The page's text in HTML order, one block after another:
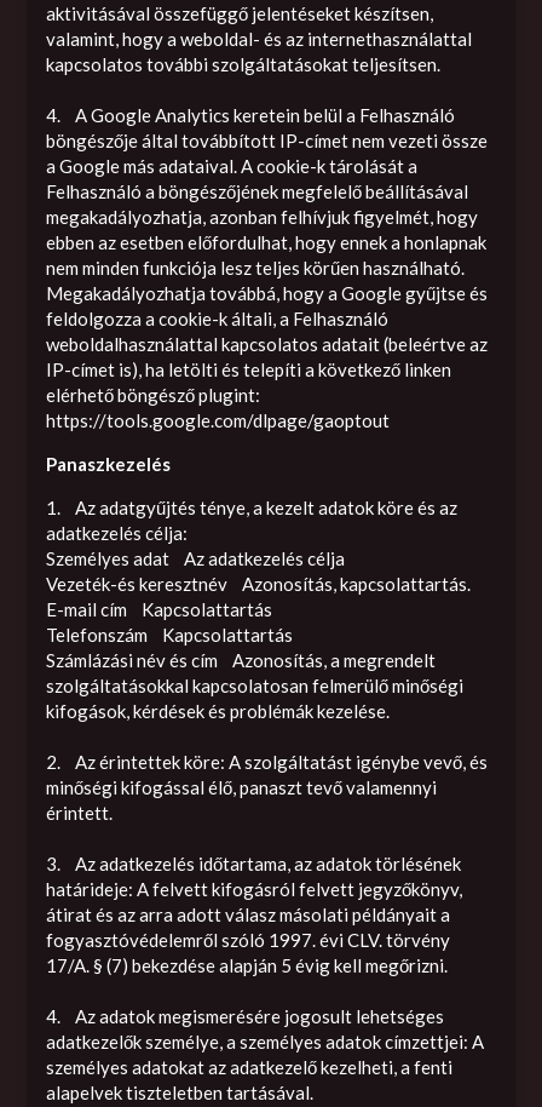
aktivitásával összefüggő jelentéseket készítsen,
valamint, hogy a weboldal- és az internethasználattal
kapcsolatos további szolgáltatásokat teljesítsen.
4. A Google Analytics keretein belül a Felhasználó
böngészője által továbbított IP-címet nem vezeti össze
a Google más adataival. A cookie-k tárolását a
Felhasználó a böngészőjének megfelelő beállításával
megakadályozhatja, azonban felhívjuk figyelmét, hogy
ebben az esetben előfordulhat, hogy ennek a honlapnak
nem minden funkciója lesz teljes körűen használható.
Megakadályozhatja továbbá, hogy a Google gyűjtse és
feldolgozza a cookie-k általi, a Felhasználó
weboldalhasználattal kapcsolatos adatait (beleértve az
IP-címet is), ha letölti és telepíti a következő linken
elérhető böngésző plugint:
https://tools.google.com/dlpage/gaoptout
Panaszkezelés
1. Az adatgyűjtés ténye, a kezelt adatok köre és az
adatkezelés célja:
Személyes adat Az adatkezelés célja
Vezeték-és keresztnév Azonosítás, kapcsolattartás.
E-mail cím Kapcsolattartás
Telefonszám Kapcsolattartás
Számlázási név és cím Azonosítás, a megrendelt
szolgáltatásokkal kapcsolatosan felmerülő minőségi
kifogások, kérdések és problémák kezelése.
2. Az érintettek köre: A szolgáltatást igénybe vevő, és
minőségi kifogással élő, panaszt tevő valamennyi
érintett.
3. Az adatkezelés időtartama, az adatok törlésének
határideje: A felvett kifogásról felvett jegyzőkönyv,
átirat és az arra adott válasz másolati példányait a
fogyasztóvédelemről szóló 1997. évi CLV. törvény
17/A. § (7) bekezdése alapján 5 évig kell megőrizni.
4. Az adatok megismerésére jogosult lehetséges
adatkezelők személye, a személyes adatok címzettjei: A
személyes adatokat az adatkezelő kezelheti, a fenti
alapelvek tiszteletben tartásával.